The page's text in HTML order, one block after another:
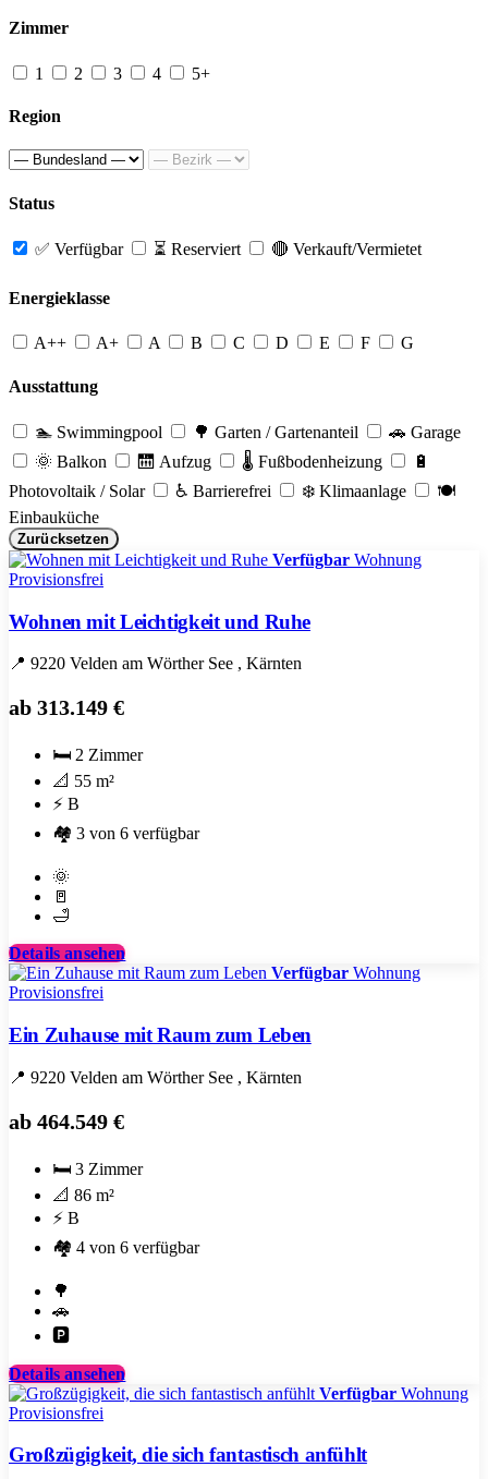
Zimmer
1 2 3 4 5+
Region
Status
✅ Verfügbar ⏳ Reserviert 🔴 Verkauft/Vermietet
Energieklasse
A++ A+ A B C D E F G
Ausstattung
🏊 Swimmingpool 🌳 Garten / Gartenanteil
🚗 Garage
🌞 Balkon
🛗 Aufzug 🌡️ Fußbodenheizung
🔋
Photovoltaik / Solar
♿ Barrierefrei ❄️ Klimaanlage
🍽️
Einbauküche
Zurücksetzen
Verfügbar Wohnung
Provisionsfrei
Wohnen mit Leichtigkeit und Ruhe
📍 9220 Velden am Wörther See , Kärnten
ab 313.149 €
🛏️ 2 Zimmer
📐 55 m²
⚡ B
🏘️ 3 von 6 verfügbar
🌞
🚪
🛁
Details ansehen
Verfügbar Wohnung
Provisionsfrei
Ein Zuhause mit Raum zum Leben
📍 9220 Velden am Wörther See , Kärnten
ab 464.549 €
🛏️ 3 Zimmer
📐 86 m²
⚡ B
🏘️ 4 von 6 verfügbar
🌳
Gartenanteil
🚗
🅿️Carport
Stellplatz
Details ansehen
Verfügbar Wohnung
Provisionsfrei
Großzügigkeit, die sich fantastisch anfühlt